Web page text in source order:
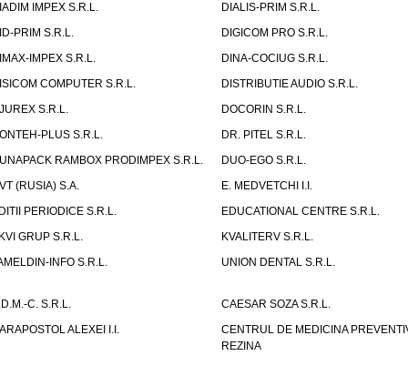
IMPEX S.R.L.
DIALIS-PRIM S.R.L.
PRIM S.R.L.
DIGICOM PRO S.R.L.
IMPEX S.R.L.
DINA-COCIUG S.R.L.
COMPUTER S.R.L.
DISTRIBUTIE AUDIO S.R.L.
S.R.L.
DOCORIN S.R.L.
PLUS S.R.L.
DR. PITEL S.R.L.
RAMBOX PRODIMPEX S.R.L.
DUO-EGO S.R.L.
(RUSIA) S.A.
E. MEDVETCHI I.I.
PERIODICE S.R.L.
EDUCATIONAL CENTRE S.R.L.
GRUP S.R.L.
KVALITERV S.R.L.
INFO S.R.L.
UNION DENTAL S.R.L.
C. S.R.L.
CAESAR SOZA S.R.L.
ALEXEI I.I.
CENTRUL DE MEDICINA
REZINA